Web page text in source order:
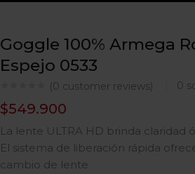
Goggle 100% Armega
Espejo 0533
(0 customer reviews) 0
$549.900
La lente ULTRA HD brinda claridad
El sistema de liberación rápida
cambio de lente